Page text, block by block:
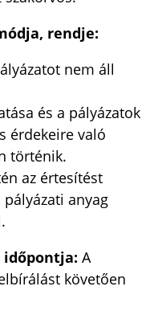
rendje:
nem áll
és a pályázatok
érdekeire való
történik.
az értesítést
anyag
A
követően